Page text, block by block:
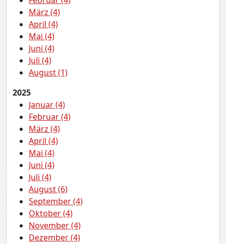
März (4)
April (4)
Mai (4)
Juni (4)
Juli (4)
August (1)
2025
Januar (4)
Februar (4)
März (4)
April (4)
Mai (4)
Juni (4)
Juli (4)
August (6)
September (4)
Oktober (4)
November (4)
Dezember (4)